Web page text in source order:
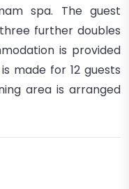
spa. The guest
further doubles
is provided
made for 12 guests
area is arranged